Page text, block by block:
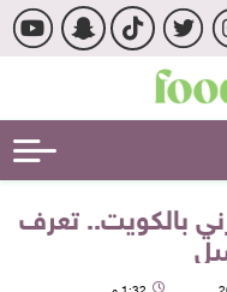
بالكويت.. تعرف
1:32 م